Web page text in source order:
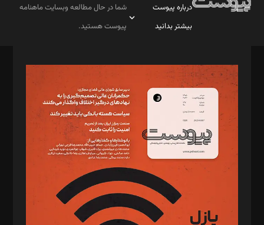
درباره پیوست
بیشتر بدانید
شما در حال مطالعه وبسایت ماهنامه
پیوست هستید.
مدیر مسئول: محمدباقر اثنی‌عشری
سردبیر: مهرک محمودی
دبیر تحریریه: میثم قاسمی
د‌بیر ناداستان: سمانه سمیع
د‌بیر خدمت و تجارت: ابوالفضل رجبی
د‌بیر حقوق فناوری: حسام‌الدین ایپکچی
د‌بیر پیوست جهان: مینا پاکدل
د‌بیر تحریریه آنلاین: بابک نقاش
تحریریه‌: مجتبی محمود‌ی، آرش برهمند، یسنا امان‌پور، سروش کرمیان،
مصطفی مسجدی آرانی، ابوالفضل رجبی، زهرا فکرانه، فائزه فتحی